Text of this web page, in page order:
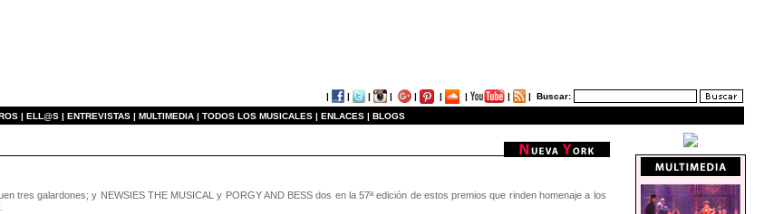
| | | | | | | | | Buscar:
| ELL@S | ENTREVISTAS | MULTIMEDIA | TODOS LOS MUSICALES | ENLACES | BLOGS
tres galardones; y NEWSIES THE MUSICAL y PORGY AND BESS dos en la 57ª edición de estos premios que rinden homenaje a los